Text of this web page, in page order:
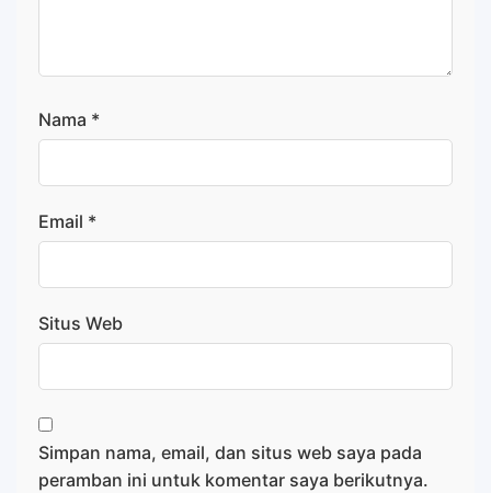
Nama *
Email *
Situs Web
Simpan nama, email, dan situs web saya pada
peramban ini untuk komentar saya berikutnya.